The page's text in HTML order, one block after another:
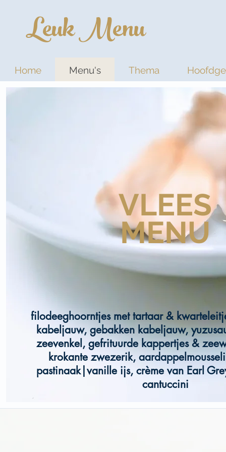
Leuk Menu
Home Menu's Thema
VLEES
MENU
filodeeghoorntjes met tartaar &
kabeljauw, gebakken kabeljauw,
zeevenkel, gefrituurde kappertjes &
krokante zwezerik,
pastinaak|vanille ijs, crème van Earl
cantuccini